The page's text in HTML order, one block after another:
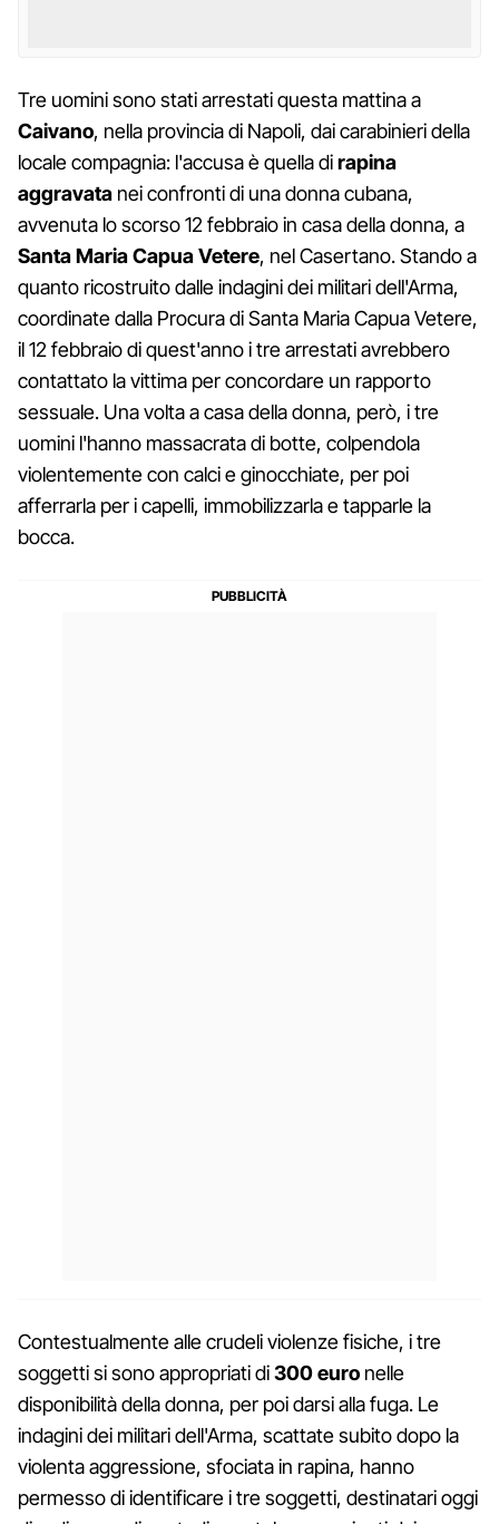
Tre uomini sono stati arrestati questa mattina a
Caivano, nella provincia di Napoli, dai carabinieri della
locale compagnia: l'accusa è quella dirapina
aggravata nei confronti di una donna cubana,
avvenuta lo scorso 12 febbraio in casa della donna, a
Santa Maria Capua Vetere, nel Casertano. Stando a
quanto ricostruito dalle indagini dei militari dell'Arma,
coordinate dalla Procura di Santa Maria Capua Vetere,
il 12 febbraio di quest'anno i tre arrestati avrebbero
contattato la vittima per concordare un rapporto
sessuale. Una volta a casa della donna, però, i tre
uomini l'hanno massacrata di botte, colpendola
violentemente con calci e ginocchiate, per poi
afferrarla per i capelli, immobilizzarla e tapparle la
bocca.
Contestualmente alle crudeli violenze fisiche, i tre
soggetti si sono appropriati di300 euro nelle
disponibilità della donna, per poi darsi alla fuga. Le
indagini dei militari dell'Arma, scattate subito dopo la
violenta aggressione, sfociata in rapina, hanno
permesso di identificare i tre soggetti, destinatari oggi